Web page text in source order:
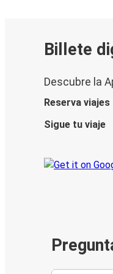
Billete
Descubre la
Reserva viajes
Sigue tu viaje